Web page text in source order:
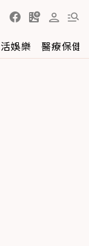
娛樂 醫療保健